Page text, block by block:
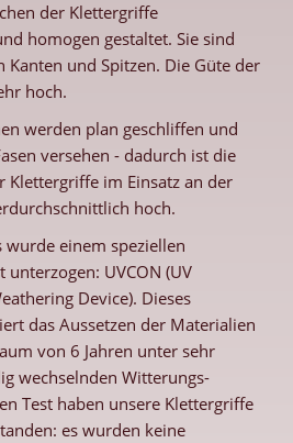
der Klettergriffe
homogen gestaltet. Sie sind
Kanten und Spitzen. Die Güte der
hoch.
werden plan geschliffen und
versehen - dadurch ist die
Klettergriffe im Einsatz an der
hoch.
wurde einem speziellen
unterzogen: UVCON (UV
Device). Dieses
das Aussetzen der Materialien
von 6 Jahren unter sehr
wechselnden Witterungs-
Test haben unsere Klettergriffe
es wurden keine